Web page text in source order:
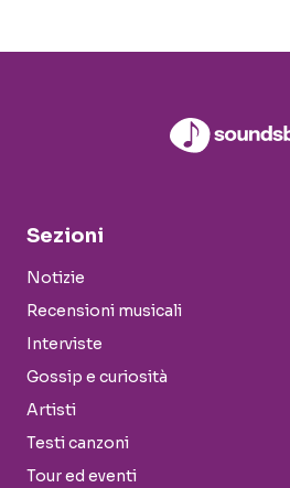
Sezioni
Notizie
Recensioni musicali
Interviste
Gossip e curiosità
Artisti
Testi canzoni
Tour ed eventi